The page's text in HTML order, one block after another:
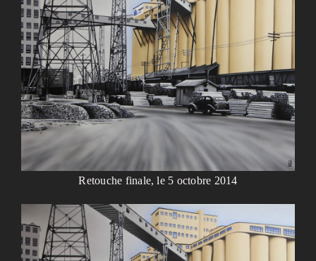
Retouche finale, le 5 octobre 2014